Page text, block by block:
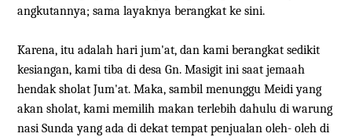
angkutannya; sama layaknya berangkat ke sini.
Karena, itu adalah hari jum'at, dan kami berangkat sedikit
kesiangan, kami tiba di desa Gn. Masigit ini saat jemaah
hendak sholat Jum'at. Maka, sambil menunggu Meidi yang
akan sholat, kami memilih makan terlebih dahulu di warung
nasi Sunda yang ada di dekat tempat penjualan oleh- oleh di